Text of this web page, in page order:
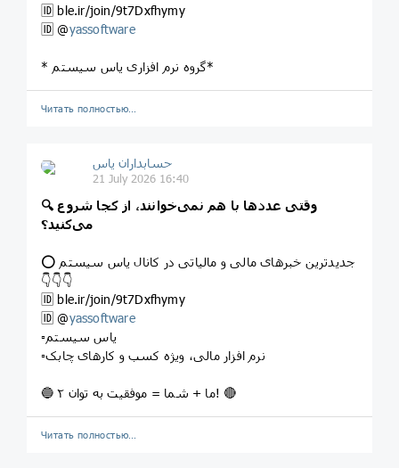
🆔️ ble.ir/join/9t7Dxfhymy
🆔️ @yassoftware
* گروه نرم افزاری یاس سیستم*
Читать полностью…
حسابداران یاس
21 July 2026 16:40
🔍 وقتی عددها با هم نمی‌خوانند، از کجا شروع
می‌کنید؟
⭕️ جدیدترین خبرهای مالی و مالیاتی در کانال یاس سیستم
👇👇👇
🆔 ble.ir/join/9t7Dxfhymy
🆔️ @yassoftware
▫️یاس سیستم
▫️نرم افزار مالی، ویژه کسب و کارهای چابک
🔵 ما + شما = موفقیت به توان ۲! 🔴
Читать полностью…